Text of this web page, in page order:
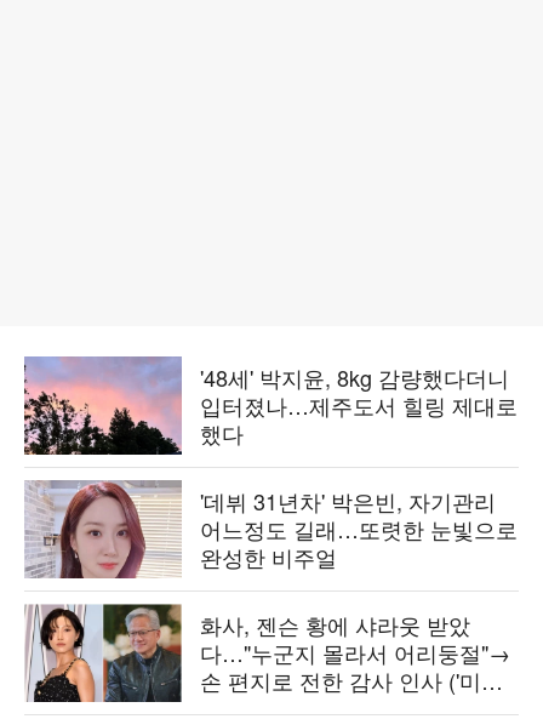
'48세' 박지윤, 8kg 감량했다더니
입터졌나…제주도서 힐링 제대로
했다
'데뷔 31년차' 박은빈, 자기관리
어느정도 길래…또렷한 눈빛으로
완성한 비주얼
화사, 젠슨 황에 샤라웃 받았
다…"누군지 몰라서 어리둥절"→
손 편지로 전한 감사 인사 ('미우
새')